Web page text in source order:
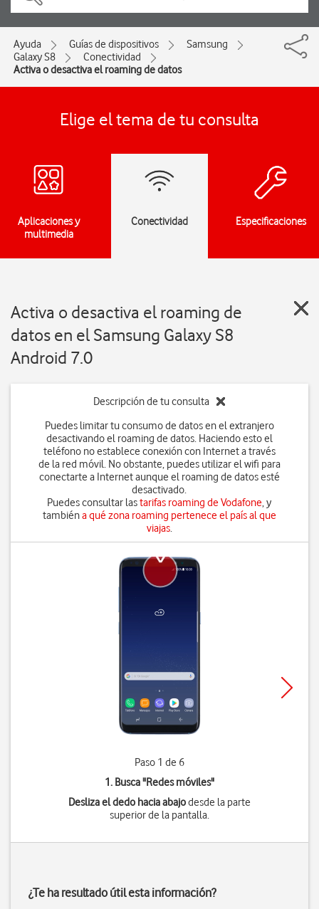
Ayuda Guías de dispositivos
Samsung
Galaxy S8
Conectividad
Activa o desactiva el roaming de datos
Elige el tema de tu consulta
Aplicaciones y
multimedia
Conectividad Especificaciones
Activa o desactiva el roaming de
datos en el Samsung Galaxy S8
Android 7.0
Descripción de tu consulta
Puedes limitar tu consumo de datos en el extranjero
desactivando el roaming de datos. Haciendo esto el
teléfono no establece conexión con Internet a través
de la red móvil. No obstante, puedes utilizar el wifi para
conectarte a Internet aunque el roaming de datos esté
desactivado.
Puedes consultar lastarifas roaming de Vodafone, y
tambiéna qué zona roaming pertenece el país al que
viajas.
Paso 1 de 6
1. Busca "Redes móviles"
Desliza el dedo hacia abajodesde la parte
superior de la pantalla.
¿Te ha resultado útil esta información?